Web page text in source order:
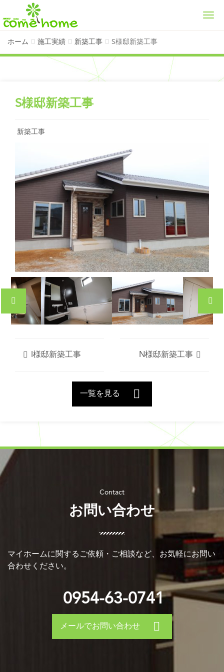
ホーム 施工実績 新築工事 S様邸新築工事
S様邸新築工事
新築工事
I様邸新築工事 N様邸新築工事
一覧を見る
お問い合わせ
マイホームに関するご依頼・ご相談など、お気軽にお問い
合わせください。
0954-63-0741
メールでお問い合わせ